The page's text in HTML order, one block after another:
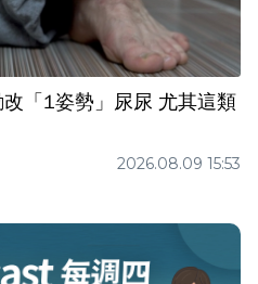
「1姿勢」尿尿 尤其這類
2026.08.09 15:53